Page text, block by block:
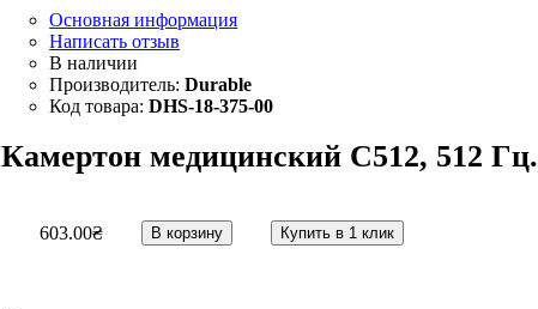
Основная информация
Написать отзыв
Durable
DHS-18-375-00
Камертон медицинский С512, 512 Гц.
603.00₴ В корзину Купить в 1 клик